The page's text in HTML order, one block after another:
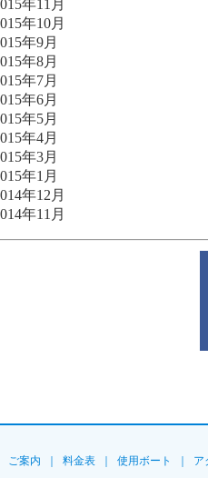
年11月
年10月
年9月
年8月
年7月
年6月
年5月
年4月
年3月
年1月
年12月
年11月
ご案内 料金表 使用ボート ア